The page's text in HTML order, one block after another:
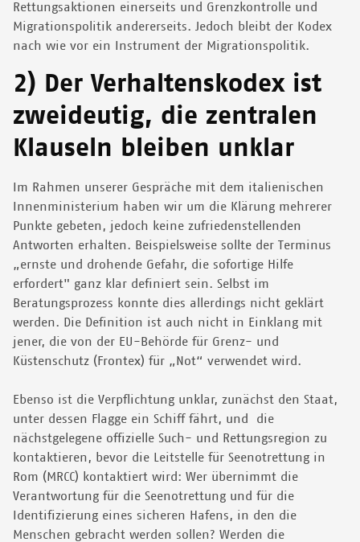
Rettungsaktionen einerseits und Grenzkontrolle und
Migrationspolitik andererseits. Jedoch bleibt der Kodex
nach wie vor ein Instrument der Migrationspolitik.
2) Der Verhaltenskodex ist
zweideutig, die zentralen
Klauseln bleiben unklar
Im Rahmen unserer Gespräche mit dem italienischen
Innenministerium haben wir um die Klärung mehrerer
Punkte gebeten, jedoch keine zufriedenstellenden
Antworten erhalten. Beispielsweise sollte der Terminus
„ernste und drohende Gefahr, die sofortige Hilfe
erfordert" ganz klar definiert sein. Selbst im
Beratungsprozess konnte dies allerdings nicht geklärt
werden. Die Definition ist auch nicht in Einklang mit
jener, die von der EU-Behörde für Grenz- und
Küstenschutz (Frontex) für „Not“ verwendet wird.
Ebenso ist die Verpflichtung unklar, zunächst den Staat,
unter dessen Flagge ein Schiff fährt, und die
nächstgelegene offizielle Such- und Rettungsregion zu
kontaktieren, bevor die Leitstelle für Seenotrettung in
Rom (MRCC) kontaktiert wird: Wer übernimmt die
Verantwortung für die Seenotrettung und für die
Identifizierung eines sicheren Hafens, in den die
Menschen gebracht werden sollen? Werden die